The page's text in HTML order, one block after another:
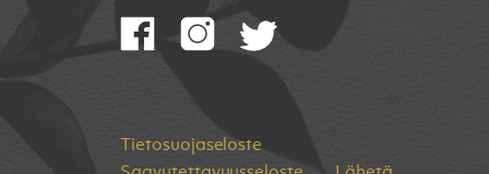
Tietosuojaseloste